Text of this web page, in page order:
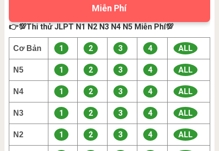
Miễn Phí
👉💯Thi thử JLPT N1 N2 N3 N4 N5 Miễn Phí💯
Cơ Bản 1 2 3 4 ALL
N5 1 2 3 4 ALL
N4 1 2 3 4 ALL
N3 1 2 3 4 ALL
N2 1 2 3 4 ALL